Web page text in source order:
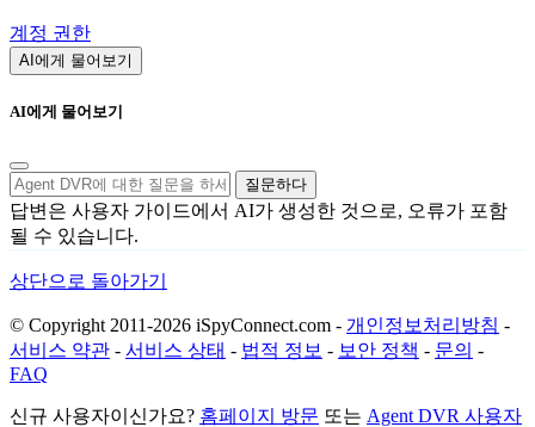
계정 권한
AI에게 물어보기
AI에게 물어보기
질문하다
답변은 사용자 가이드에서 AI가 생성한 것으로, 오류가 포함
될 수 있습니다.
상단으로 돌아가기
© Copyright 2011-2026 iSpyConnect.com - 개인정보처리방침 -
서비스 약관 - 서비스 상태 - 법적 정보 - 보안 정책 - 문의 -
FAQ
신규 사용자이신가요? 홈페이지 방문 또는 Agent DVR 사용자